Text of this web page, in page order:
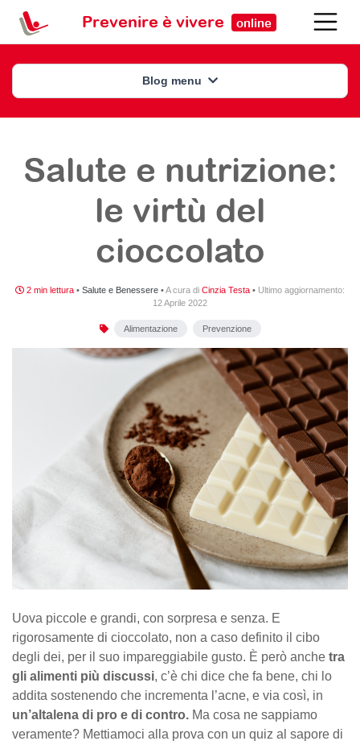
Prevenire è vivere online
Blog menu
Salute e nutrizione:
le virtù del
cioccolato
2 min lettura • Salute e Benessere •A cura di Cinzia Testa • Ultimo aggiornamento:
12 Aprile 2022
Alimentazione Prevenzione
Uova piccole e grandi, con sorpresa e senza. E
rigorosamente di cioccolato, non a caso definito il cibo
degli dei, per il suo impareggiabile gusto. È però anche tra
gli alimenti più discussi, c’è chi dice che fa bene, chi lo
addita sostenendo che incrementa l’acne, e via così, in
un’altalena di pro e di contro. Ma cosa ne sappiamo
veramente? Mettiamoci alla prova con un quiz al sapore di